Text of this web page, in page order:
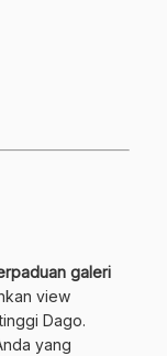
galeri
view
Dago.
yang